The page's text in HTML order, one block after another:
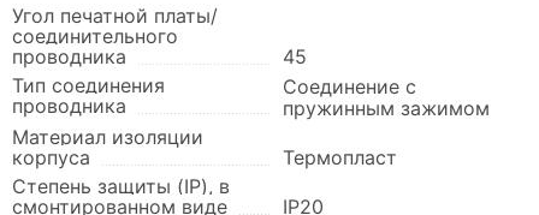
Угол печатной платы/
соединительного
проводника
45
Тип соединения
проводника
Соединение с
пружинным зажимом
Материал изоляции
корпуса
Термопласт
Степень защиты (IP), в
смонтированном виде
IP20